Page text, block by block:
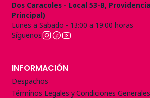
Dos Caracoles - Local 53-B,
Principal)
Lunes a Sabado - 13:00 a 19:00 horas
Síguenos
INFORMACIÓN
Despachos
Términos Legales y Condiciones Generales